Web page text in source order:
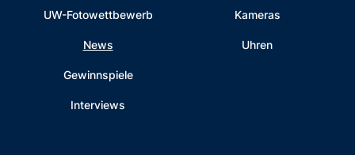
UW-Fotowettbewerb
News
Gewinnspiele
Interviews
Kameras
Uhren